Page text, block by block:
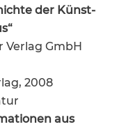
der Künst­
Verlag GmbH
2008
aus